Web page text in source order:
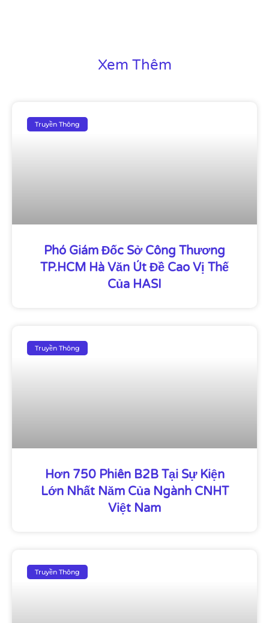
Xem Thêm
Truyền Thông
Phó Giám Đốc Sở Công Thương
TP.HCM Hà Văn Út Đề Cao Vị Thế
Của HASI
Truyền Thông
Hơn 750 Phiên B2B Tại Sự Kiện
Lớn Nhất Năm Của Ngành CNHT
Việt Nam
Truyền Thông